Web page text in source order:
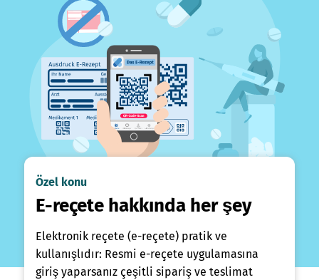
Özel konu
E-reçete hakkında her şey
Elektronik reçete (e-reçete) pratik ve
kullanışlıdır: Resmi e-reçete uygulamasına
giriş yaparsanız çeşitli sipariş ve teslimat